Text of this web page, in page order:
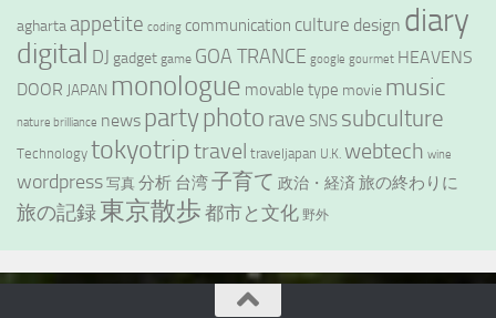
agharta appetite coding communication culture design diary
digital DJ gadget game GOA TRANCE google gourmet HEAVENS
DOOR JAPAN monologue movable type movie music
nature brilliance news partyphoto rave SNS subculture
Technology tokyotriptravel traveljapan U.K. webtech wine
wordpress 写真 分析 台湾子育て 政治・経済 旅の終わりに
旅の記録東京散歩 都市と文化 野外